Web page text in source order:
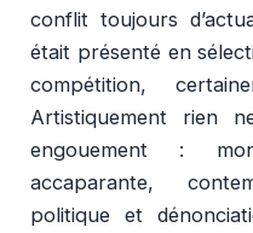
conflit toujours
était présenté en
compétition,
Artistiquement rien
engouement :
accaparante,
politique et